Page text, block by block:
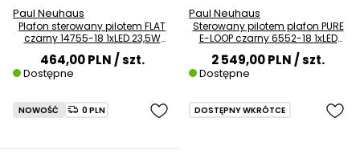
Paul Neuhaus
Plafon sterowany pilotem FLAT
czarny 14755-18 1xLED 23,5W
2700-5000K z regulacją barwy
464,00 PLN/ szt.
Dostępne
Paul Neuhaus
Sterowany pilotem plafon PURE
E-LOOP czarny 6552-18 1xLED
33W 2700-5000K ze zmienną
barwą
2 549,00 PLN/ szt.
Dostępne
NOWOŚĆ 0 PLN DOSTĘPNY WKRÓTCE